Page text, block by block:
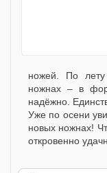
ножей. По
ножнах – в
надёжно.
Уже по осени
новых ножнах!
откровенно